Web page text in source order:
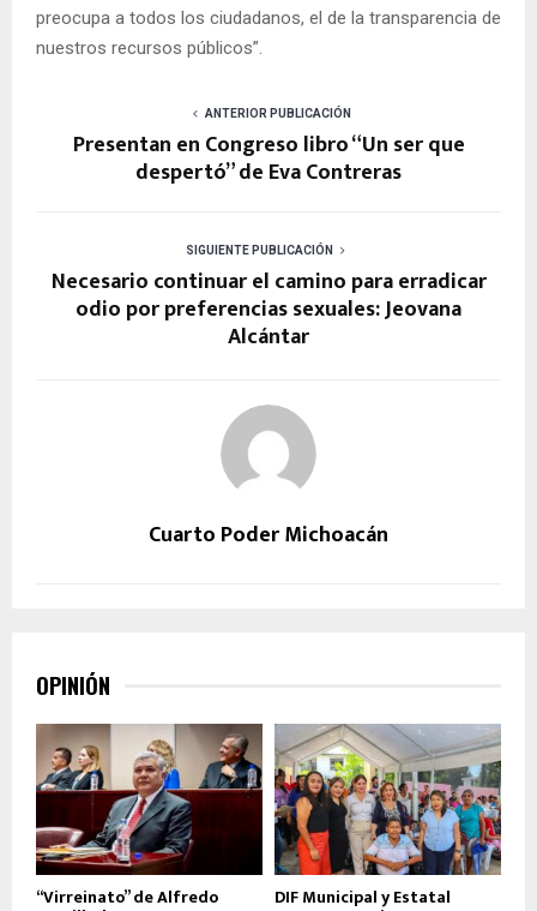
preocupa a todos los ciudadanos, el de la transparencia de
nuestros recursos públicos”.
ANTERIOR PUBLICACIÓN
Presentan en Congreso libro “Un ser que
despertó” de Eva Contreras
SIGUIENTE PUBLICACIÓN
Necesario continuar el camino para erradicar
odio por preferencias sexuales: Jeovana
Alcántar
Cuarto Poder Michoacán
OPINIÓN
“Virreinato” de Alfredo DIF Municipal y Estatal